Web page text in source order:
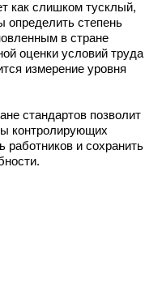
как слишком тусклый,
определить степень
в стране
оценки условий труда
измерение уровня
стандартов позволит
контролирующих
работников и сохранить